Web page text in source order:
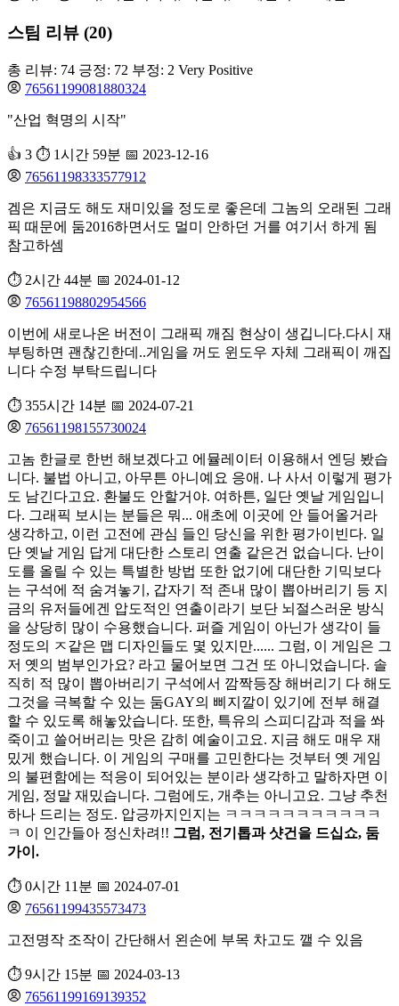
스팀 리뷰 (20)
총 리뷰: 74 긍정: 72 부정: 2 Very Positive
76561199081880324
"산업 혁명의 시작"
👍 3 ⏱️ 1시간 59분 📅 2023-12-16
76561198333577912
겜은 지금도 해도 재미있을 정도로 좋은데 그놈의 오래된 그래
픽 때문에 둠2016하면서도 멀미 안하던 거를 여기서 하게 됨
참고하셈
⏱️ 2시간 44분 📅 2024-01-12
76561198802954566
이번에 새로나온 버전이 그래픽 깨짐 현상이 생깁니다.다시 재
부팅하면 괜찮긴한데..게임을 꺼도 윈도우 자체 그래픽이 깨집
니다 수정 부탁드립니다
⏱️ 355시간 14분 📅 2024-07-21
76561198155730024
고놈 한글로 한번 해보겠다고 에뮬레이터 이용해서 엔딩 봤습
니다. 불법 아니고, 아무튼 아니예요 응애. 나 사서 이렇게 평가
도 남긴다고요. 환불도 안할거야. 여하튼, 일단 옛날 게임입니
다. 그래픽 보시는 분들은 뭐... 애초에 이곳에 안 들어올거라
생각하고, 이런 고전에 관심 들인 당신을 위한 평가이빈다. 일
단 옛날 게임 답게 대단한 스토리 연출 같은건 없습니다. 난이
도를 올릴 수 있는 특별한 방법 또한 없기에 대단한 기믹보다
는 구석에 적 숨겨놓기, 갑자기 적 존내 많이 뽑아버리기 등 지
금의 유저들에겐 압도적인 연출이라기 보단 뇌절스러운 방식
을 상당히 많이 수용했습니다. 퍼즐 게임이 아닌가 생각이 들
정도의 ㅈ같은 맵 디자인들도 몇 있지만...... 그럼, 이 게임은 그
저 옛의 범부인가요? 라고 물어보면 그건 또 아니었습니다. 솔
직히 적 많이 뽑아버리기 구석에서 깜짝등장 해버리기 다 해도
그것을 극복할 수 있는 둠GAY의 삐지깔이 있기에 전부 해결
할 수 있도록 해놓았습니다. 또한, 특유의 스피디감과 적을 쏴
죽이고 쓸어버리는 맛은 감히 예술이고요. 지금 해도 매우 재
밌게 했습니다. 이 게임의 구매를 고민한다는 것부터 옛 게임
의 불편함에는 적응이 되어있는 분이라 생각하고 말하자면 이
게임, 정말 재밌습니다. 그럼에도, 개추는 아니고요. 그냥 추천
하나 드리는 정도. 압긍까지인지는 ㅋㅋㅋㅋㅋㅋㅋㅋㅋㅋㅋ
ㅋ 이 인간들아 정신차려!! 그럼, 전기톱과 샷건을 드십쇼, 둠
가이.
⏱️ 0시간 11분 📅 2024-07-01
76561199435573473
고전명작 조작이 간단해서 왼손에 부목 차고도 깰 수 있음
⏱️ 9시간 15분 📅 2024-03-13
76561199169139352